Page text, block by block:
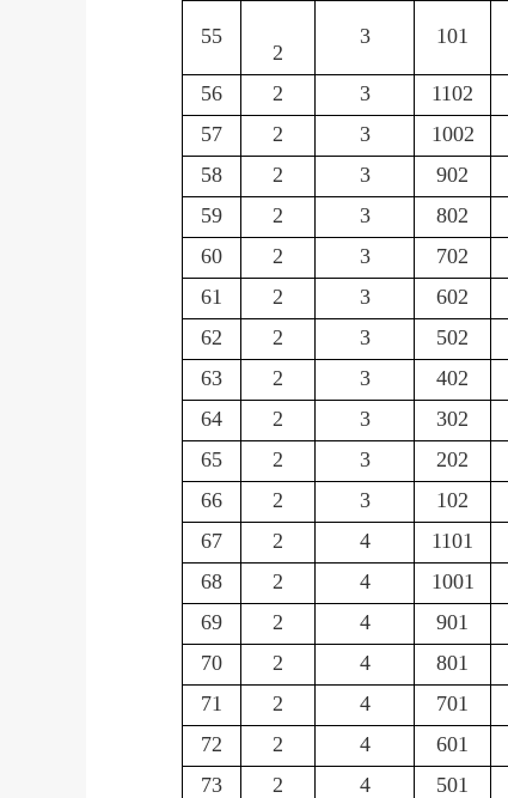
55
2
3 101
56 2 3 1102
57
2 3 1002
58
2 3 902
59
2 3 802
60
2 3 702
61
2 3 602
62
2 3 502
63
2 3 402
64
2 3 302
65
2 3 202
66
2 3 102
67
2 4 1101
68
2 4 1001
69
2 4 901
70
2 4 801
71
2 4 701
72
2 4 601
73
2 4 501